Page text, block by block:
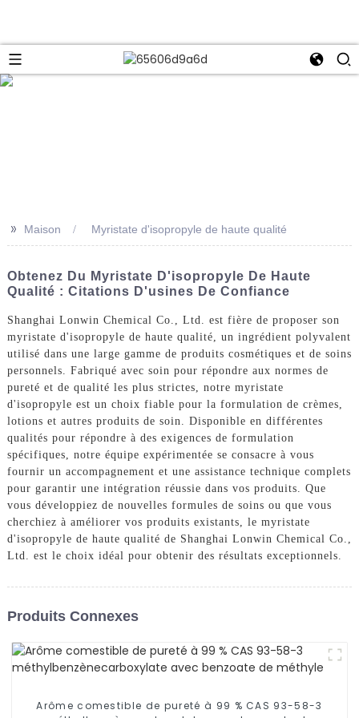
>> Maison Myristate d'isopropyle de haute qualité
Obtenez Du Myristate D'isopropyle De Haute
Qualité : Citations D'usines De Confiance
Shanghai Lonwin Chemical Co., Ltd. est fière de proposer son
myristate d'isopropyle de haute qualité, un ingrédient polyvalent
utilisé dans une large gamme de produits cosmétiques et de soins
personnels. Fabriqué avec soin pour répondre aux normes de
pureté et de qualité les plus strictes, notre myristate
d'isopropyle est un choix fiable pour la formulation de crèmes,
lotions et autres produits de soin. Disponible en différentes
qualités pour répondre à des exigences de formulation
spécifiques, notre équipe expérimentée se consacre à vous
fournir un accompagnement et une assistance technique complets
pour garantir une intégration réussie dans vos produits. Que
vous développiez de nouvelles formules de soins ou que vous
cherchiez à améliorer vos produits existants, le myristate
d'isopropyle de haute qualité de Shanghai Lonwin Chemical Co.,
Ltd. est le choix idéal pour obtenir des résultats exceptionnels.
Produits Connexes
Arôme comestible de pureté à 99 % CAS 93-58-3